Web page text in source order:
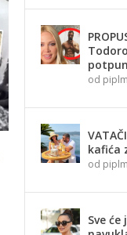
od
kafića
od
Sve